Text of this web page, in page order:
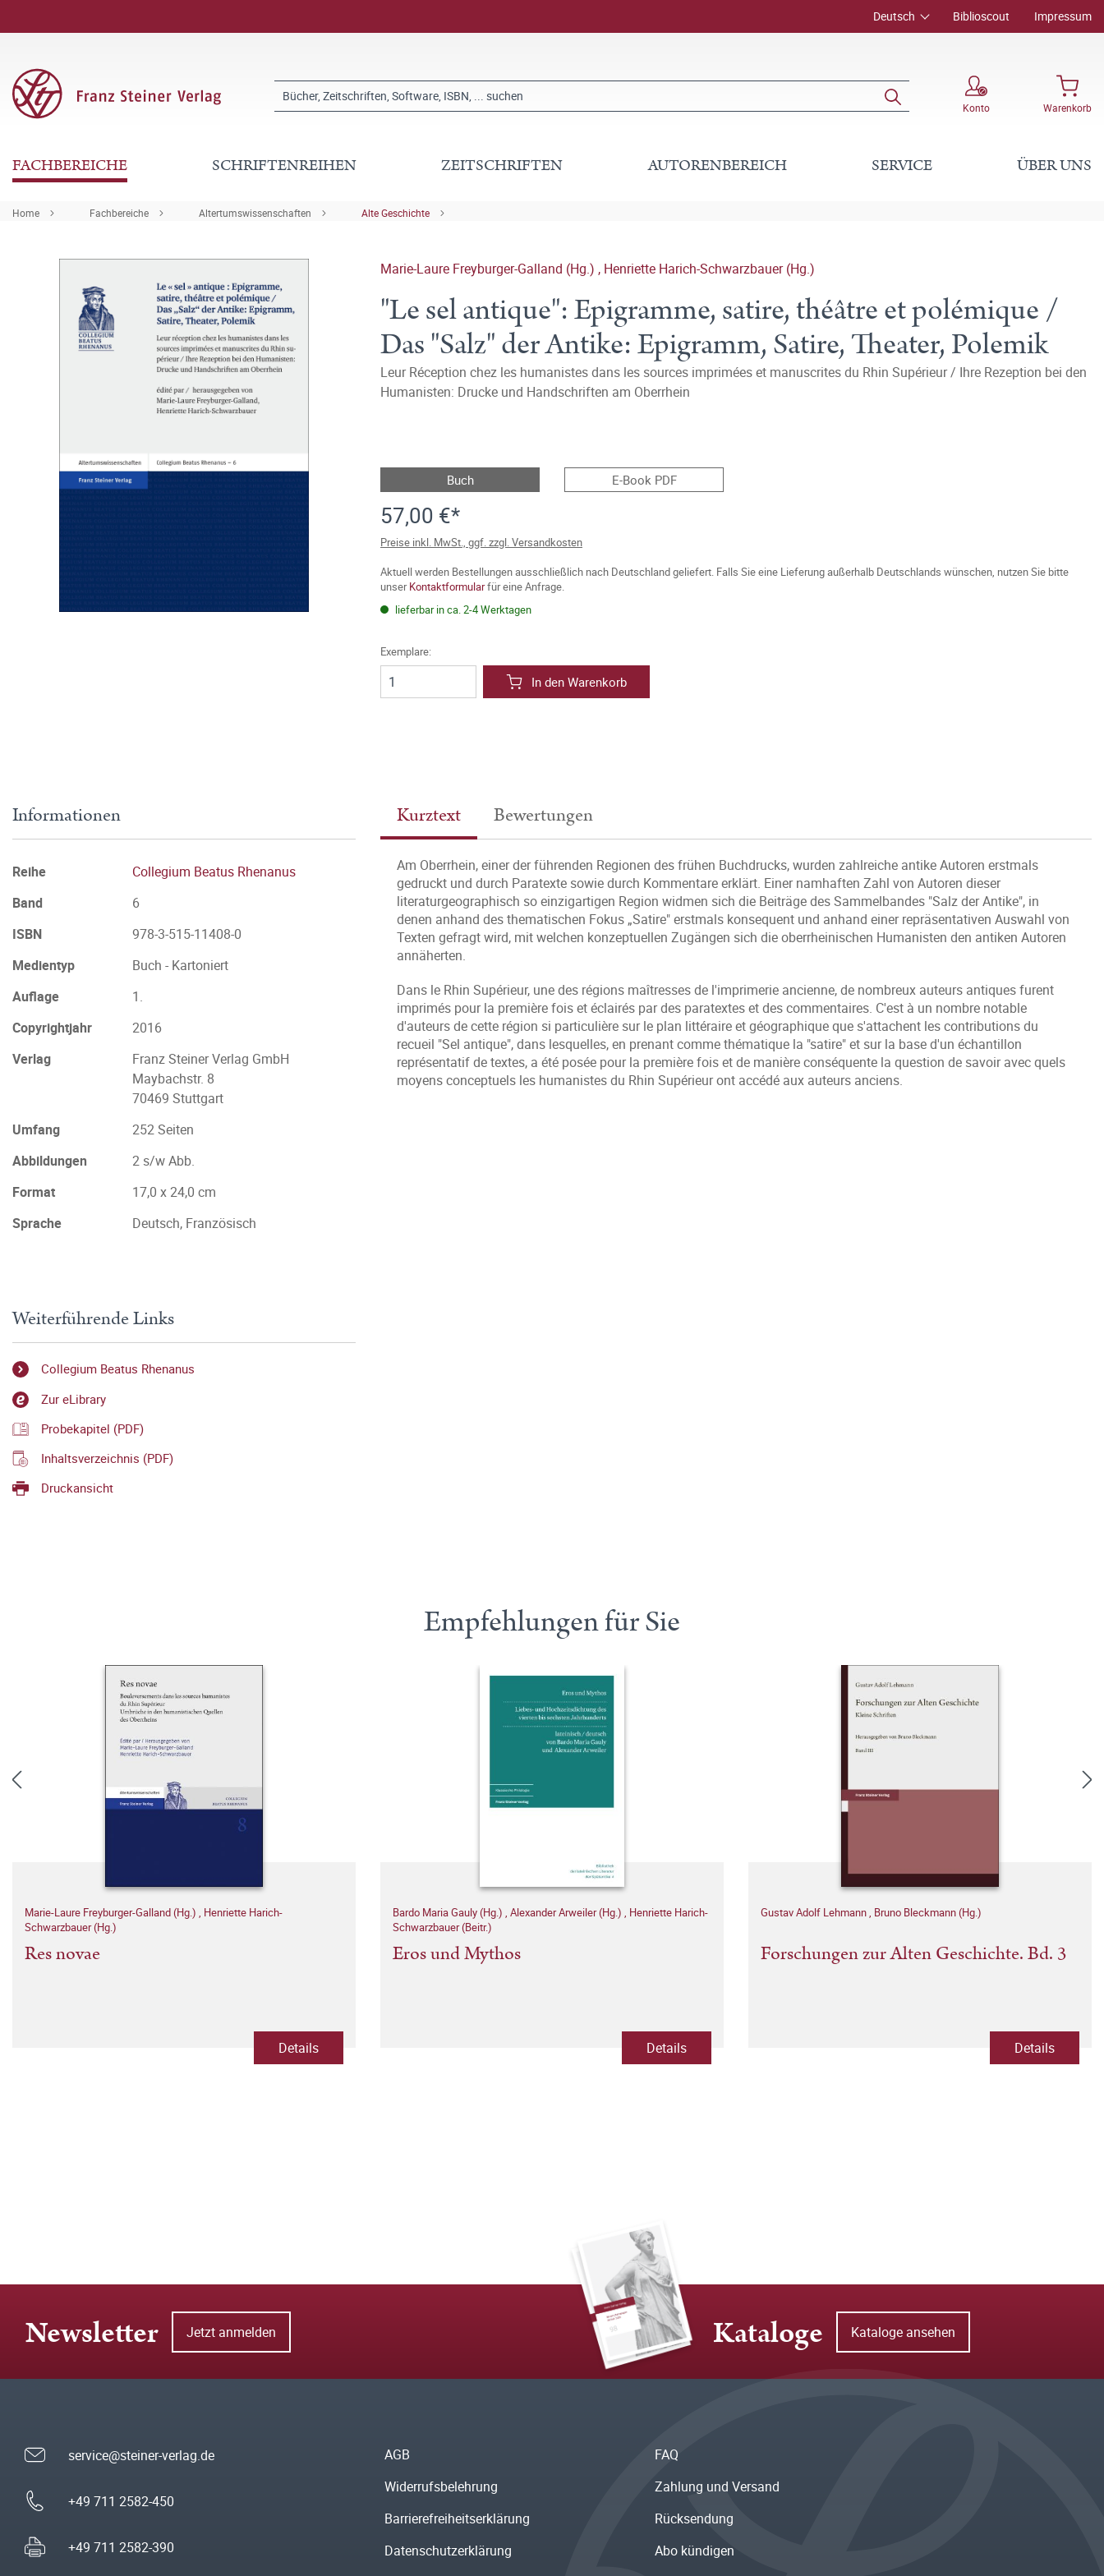
Deutsch Biblioscout Impressum
Konto Warenkorb
FACHBEREICHE SCHRIFTENREIHEN ZEITSCHRIFTEN AUTORENBEREICH SERVICE ÜBER UNS
Home Fachbereiche Altertumswissenschaften Alte Geschichte
Marie-Laure Freyburger-Galland (Hg.) , Henriette Harich-Schwarzbauer (Hg.)
"Le sel antique": Epigramme, satire, théâtre et polémique /
Das "Salz" der Antike: Epigramm, Satire, Theater, Polemik
Leur Réception chez les humanistes dans les sources imprimées et manuscrites du Rhin Supérieur / Ihre Rezeption bei den
Humanisten: Drucke und Handschriften am Oberrhein
Buch E-Book PDF
57,00 €*
Preise inkl. MwSt., ggf. zzgl. Versandkosten
Aktuell werden Bestellungen ausschließlich nach Deutschland geliefert. Falls Sie eine Lieferung außerhalb Deutschlands wünschen, nutzen Sie bitte
unserKontaktformularfür eine Anfrage.
lieferbar in ca. 2-4 Werktagen
Exemplare:
In den Warenkorb
Kurztext Bewertungen
Am Oberrhein, einer der führenden Regionen des frühen Buchdrucks, wurden zahlreiche antike Autoren erstmals
gedruckt und durch Paratexte sowie durch Kommentare erklärt. Einer namhaften Zahl von Autoren dieser
literaturgeographisch so einzigartigen Region widmen sich die Beiträge des Sammelbandes "Salz der Antike", in
denen anhand des thematischen Fokus „Satire" erstmals konsequent und anhand einer repräsentativen Auswahl von
Texten gefragt wird, mit welchen konzeptuellen Zugängen sich die oberrheinischen Humanisten den antiken Autoren
annäherten.
Dans le Rhin Supérieur, une des régions maîtresses de l'imprimerie ancienne, de nombreux auteurs antiques furent
imprimés pour la première fois et éclairés par des paratextes et des commentaires. C'est à un nombre notable
d'auteurs de cette région si particulière sur le plan littéraire et géographique que s'attachent les contributions du
recueil "Sel antique", dans lesquelles, en prenant comme thématique la "satire" et sur la base d'un échantillon
représentatif de textes, a été posée pour la première fois et de manière conséquente la question de savoir avec quels
moyens conceptuels les humanistes du Rhin Supérieur ont accédé aux auteurs anciens.
Informationen
Reihe
Collegium Beatus Rhenanus
Band
6
ISBN
978-3-515-11408-0
Medientyp
Buch - Kartoniert
Auflage
1.
Copyrightjahr
2016
Verlag
Franz Steiner Verlag GmbH
Maybachstr. 8
70469 Stuttgart
Umfang
252 Seiten
Abbildungen
2 s/w Abb.
Format
17,0 x 24,0 cm
Sprache
Deutsch, Französisch
Weiterführende Links
Collegium Beatus Rhenanus
Zur eLibrary
Probekapitel (PDF)
Inhaltsverzeichnis (PDF)
Druckansicht
Empfehlungen für Sie
Marie-Laure Freyburger-Galland (Hg.) , Henriette Harich-
Schwarzbauer (Hg.)
Res novae
Details
Bardo Maria Gauly (Hg.) , Alexander Arweiler (Hg.) , Henriette Harich-
Schwarzbauer (Beitr.)
Eros und Mythos
Details
Gustav Adolf Lehmann, Bruno Bleckmann (Hg.)
Forschungen zur Alten Geschichte. Bd. 3
Details
Newsletter Jetzt anmelden Kataloge Kataloge ansehen
service@steiner-verlag.de
+49 711 2582-450
+49 711 2582-390
AGB
Widerrufsbelehrung
Barrierefreiheitserklärung
Datenschutzerklärung
FAQ
Zahlung und Versand
Rücksendung
Abo kündigen